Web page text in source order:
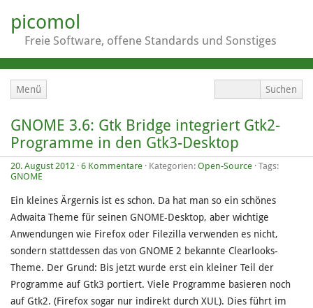
picomol
Freie Software, offene Standards und Sonstiges
Menü
GNOME 3.6: Gtk Bridge integriert Gtk2-
Programme in den Gtk3-Desktop
20. August 2012 · 6 Kommentare · Kategorien: Open-Source · Tags:
GNOME
Ein kleines Ärgernis ist es schon. Da hat man so ein schönes
Adwaita Theme für seinen GNOME-Desktop, aber wichtige
Anwendungen wie Firefox oder Filezilla verwenden es nicht,
sondern stattdessen das von GNOME 2 bekannte Clearlooks-
Theme. Der Grund: Bis jetzt wurde erst ein kleiner Teil der
Programme auf Gtk3 portiert. Viele Programme basieren noch
auf Gtk2. (Firefox sogar nur indirekt durch XUL). Dies führt im